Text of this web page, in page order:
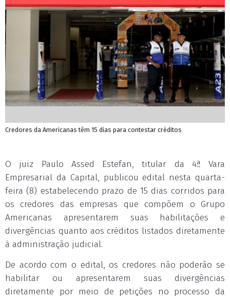
Credores da Americanas têm 15 dias para contestar créditos
O juiz Paulo Assed Estefan, titular da 4ª Vara
Empresarial da Capital, publicou edital nesta quarta-
feira (8) estabelecendo prazo de 15 dias corridos para
os credores das empresas que compõem o Grupo
Americanas apresentarem suas habilitações e
divergências quanto aos créditos listados diretamente
à administração judicial.
De acordo com o edital, os credores não poderão se
habilitar ou apresentarem suas divergências
diretamente por meio de petições no processo da